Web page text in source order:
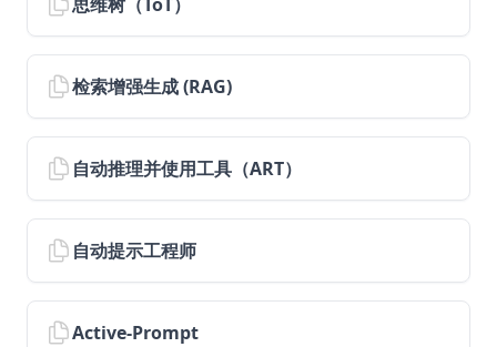
Infini-Attention
Trustworthiness in LLMs
LLM Tokenization
Groq 是什么？
论文
工具和库
Prompt Engineering 笔记本
数据集
阅读推荐
检索增强生成 (RAG)
自动推理并使用工具（ART）
自动提示工程师
Active-Prompt